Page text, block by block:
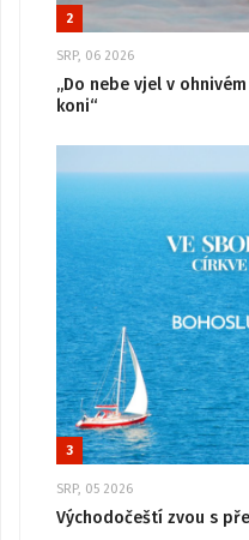
2
SRP, 06 2026
„Do nebe vjel v
koni“
3
SRP, 05 2026
Východočeští zvou s